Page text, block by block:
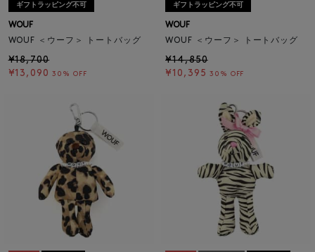
ギフトラッピング不可
WOUF
WOUF ＜ウーフ＞ トートバッグ
¥18,700
¥13,090 30% OFF
ギフトラッピング不可
WOUF
WOUF ＜ウーフ＞ トートバッグ
¥14,850
¥10,395 30% OFF